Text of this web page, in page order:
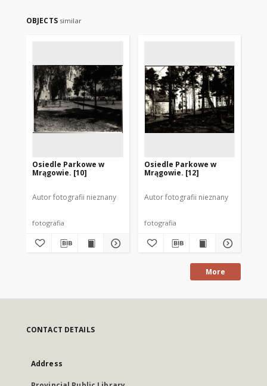
OBJECTS similar
Osiedle Parkowe w
Mrągowie. [10]
Autor fotografii nieznany
fotografia
Osiedle Parkowe w
Mrągowie. [12]
Autor fotografii nieznany
fotografia
More
CONTACT DETAILS
Address